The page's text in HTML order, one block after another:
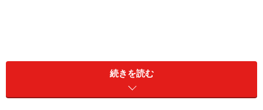
似たような物忘れは、お酒を飲んでいない日常でも起こ
続きを読む